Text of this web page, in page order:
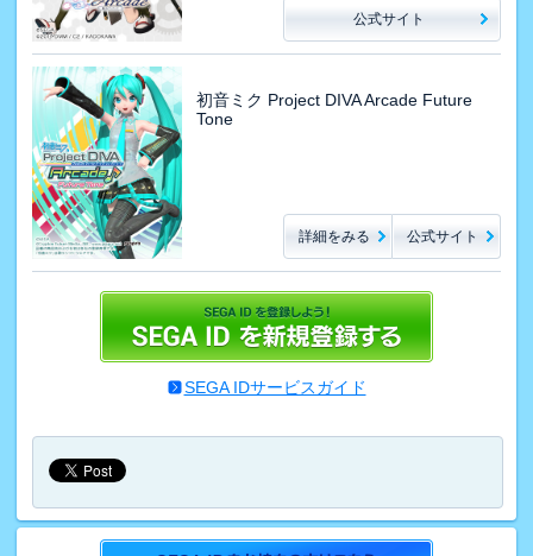
公式サイト
初音ミク Project DIVA Arcade Future
Tone
詳細をみる 公式サイト
SEGA IDサービスガイド